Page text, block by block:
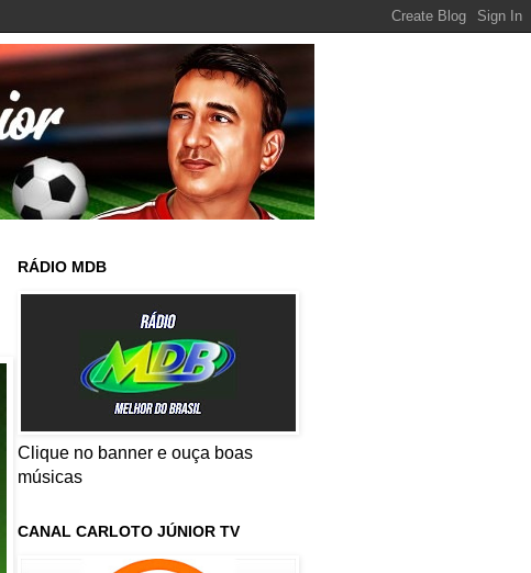
RÁDIO MDB
Clique no banner e ouça boas
músicas
CANAL CARLOTO JÚNIOR TV